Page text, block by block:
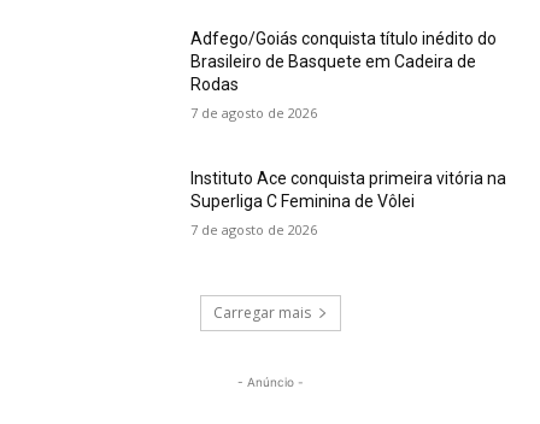
Adfego/Goiás conquista título inédito do
Brasileiro de Basquete em Cadeira de
Rodas
7 de agosto de 2026
Instituto Ace conquista primeira vitória na
Superliga C Feminina de Vôlei
7 de agosto de 2026
Carregar mais
- Anúncio -